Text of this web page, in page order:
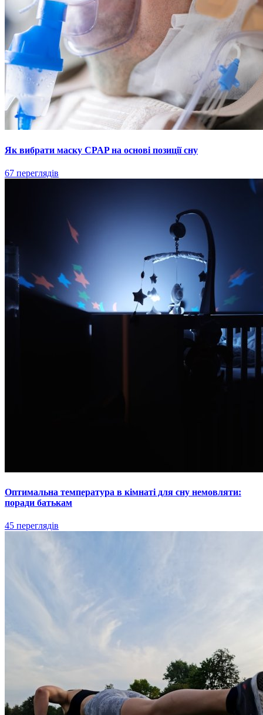
Як вибрати маску CPAP на основі позиції сну
67 переглядів
Оптимальна температура в кімнаті для сну немовляти:
поради батькам
45 переглядів